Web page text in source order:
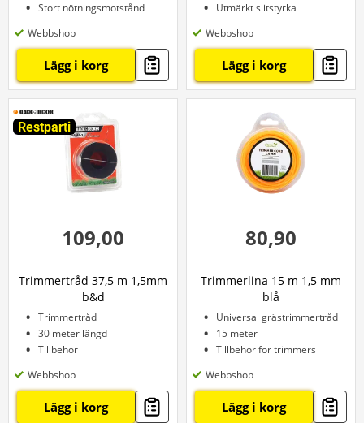
Stort nötningsmotstånd
Webbshop
Lägg i korg
Utmärkt slitstyrka
Webbshop
Lägg i korg
Restparti
109,00
Trimmertråd 37,5 m 1,5mm
b&d
Trimmertråd
30 meter längd
Tillbehör
Webbshop
Lägg i korg
80,90
Trimmerlina 15 m 1,5 mm
blå
Universal grästrimmertråd
15 meter
Tillbehör för trimmers
Webbshop
Lägg i korg